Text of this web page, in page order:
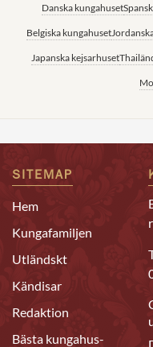
Danska kungahuset
Belgiska kungahuset
Japanska kejsarhuset
SITEMAP
Hem
Kungafamiljen
Utländskt
Kändisar
Redaktion
Bästa kungahus-